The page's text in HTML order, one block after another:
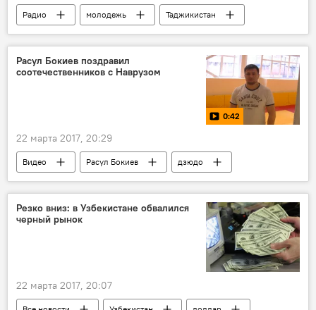
Радио молодежь
Таджикистан
Наука и технологии
Академия наук Таджикистана
Расул Бокиев поздравил
соотечественников с Наврузом
0:42
22 марта 2017, 20:29
Видео Расул Бокиев
дзюдо
Празднование Навруза-2026
Таджикистан
Навруз
Спорт
Резко вниз: в Узбекистане обвалился
черный рынок
22 марта 2017, 20:07